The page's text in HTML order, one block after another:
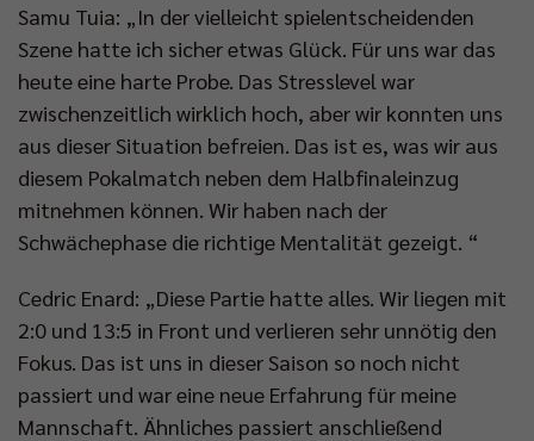
Samu Tuia: „In der vielleicht spielentscheidenden
Szene hatte ich sicher etwas Glück. Für uns war das
heute eine harte Probe. Das Stresslevel war
zwischenzeitlich wirklich hoch, aber wir konnten uns
aus dieser Situation befreien. Das ist es, was wir aus
diesem Pokalmatch neben dem Halbfinaleinzug
mitnehmen können. Wir haben nach der
Schwächephase die richtige Mentalität gezeigt. “
Cedric Enard: „Diese Partie hatte alles. Wir liegen mit
2:0 und 13:5 in Front und verlieren sehr unnötig den
Fokus. Das ist uns in dieser Saison so noch nicht
passiert und war eine neue Erfahrung für meine
Mannschaft. Ähnliches passiert anschließend